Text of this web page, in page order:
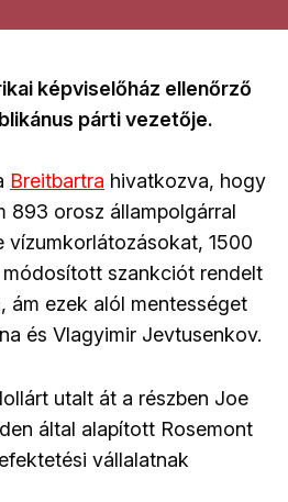
képviselőház ellenőrző
párti vezetője.
Breitbartra hivatkozva, hogy
893 orosz állampolgárral
vízumkorlátozásokat, 1500
szankciót rendelt
ám ezek alól mentességet
és Vlagyimir Jevtusenkov.
utalt át a részben Joe
által alapított Rosemont
vállalatnak